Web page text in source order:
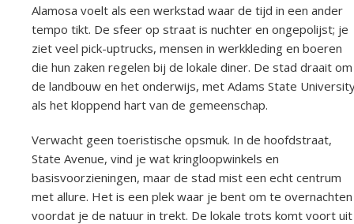
Alamosa voelt als een werkstad waar de tijd in een ander
tempo tikt. De sfeer op straat is nuchter en ongepolijst; je
ziet veel pick-uptrucks, mensen in werkkleding en boeren
die hun zaken regelen bij de lokale diner. De stad draait om
de landbouw en het onderwijs, met Adams State
als het kloppend hart van de gemeenschap.
Verwacht geen toeristische opsmuk. In de hoofdstraat,
State Avenue, vind je wat kringloopwinkels en
basisvoorzieningen, maar de stad mist een echt centrum
met allure. Het is een plek waar je bent om te overnachten
voordat je de natuur in trekt. De lokale trots komt voort uit